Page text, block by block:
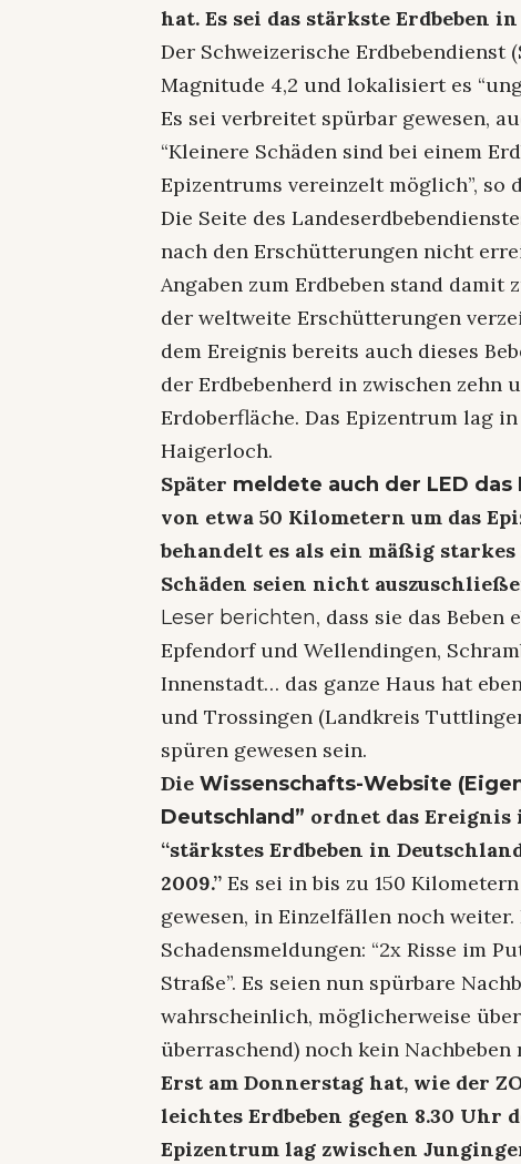
hat. Es sei das stärkste Erdbeben
Der Schweizerische Erdbebendienst
Magnitude 4,2 und lokalisiert es
Es sei verbreitet spürbar gewesen,
“Kleinere Schäden sind bei einem
Epizentrums vereinzelt möglich”, so
Die Seite des
nach den Erschütterungen nicht
Angaben zum Erdbeben stand damit
der weltweite Erschütterungen
dem Ereignis bereits auch dieses
der Erdbebenherd in zwischen zehn
Erdoberfläche. Das Epizentrum lag
Haigerloch.
Später meldete auch der LED das
von etwa 50 Kilometern um das
behandelt es als ein mäßig
Schäden seien nicht
Leser berichten, dass sie das
Epfendorf und Wellendingen,
Innenstadt… das ganze Haus hat
und Trossingen (Landkreis
spüren gewesen sein.
DieWissenschafts-Website
Deutschland” ordnet das Ereignis
“stärkstes Erdbeben in
2009.” Es sei in bis zu 150
gewesen, in Einzelfällen noch
Schadensmeldungen: “2x Risse im
Straße”. Es seien nun spürbare
wahrscheinlich, möglicherweise
überraschend) noch kein Nachbeben
Erst am Donnerstag hat, wie der
leichtes Erdbeben gegen 8.30
Epizentrum lag zwischen